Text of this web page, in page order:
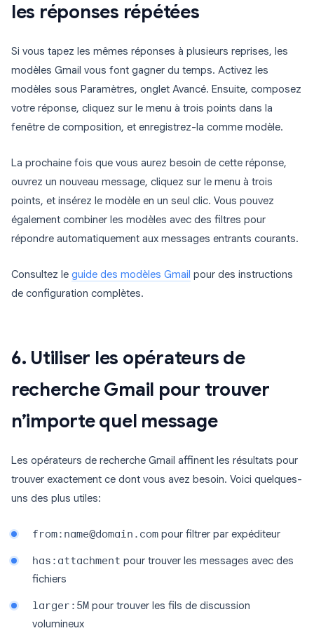
les réponses répétées
Si vous tapez les mêmes réponses à plusieurs reprises, les
modèles Gmail vous font gagner du temps. Activez les
modèles sous Paramètres, onglet Avancé. Ensuite, composez
votre réponse, cliquez sur le menu à trois points dans la
fenêtre de composition, et enregistrez-la comme modèle.
La prochaine fois que vous aurez besoin de cette réponse,
ouvrez un nouveau message, cliquez sur le menu à trois
points, et insérez le modèle en un seul clic. Vous pouvez
également combiner les modèles avec des filtres pour
répondre automatiquement aux messages entrants courants.
Consultez le guide des modèles Gmail pour des instructions
de configuration complètes.
6. Utiliser les opérateurs de
recherche Gmail pour trouver
n’importe quel message
Les opérateurs de recherche Gmail affinent les résultats pour
trouver exactement ce dont vous avez besoin. Voici quelques-
uns des plus utiles:
from:name@domain.com pour filtrer par expéditeur
has:attachment pour trouver les messages avec des
fichiers
larger:5M pour trouver les fils de discussion
volumineux